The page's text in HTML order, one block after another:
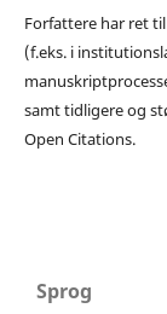
Forfattere har ret
(f.eks. i
samt tidligere og
Open Citations.
Sprog